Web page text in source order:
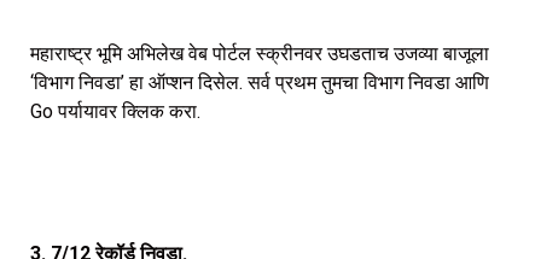
महाराष्ट्र भूमि अभिलेख वेब पोर्टल स्क्रीनवर उघडताच उजव्या बाजूला
‘विभाग निवडा’ हा ऑप्शन दिसेल. सर्व प्रथम तुमचा विभाग निवडा आणि
Go पर्यायावर क्लिक करा.
3. 7/12 रेकॉर्ड निवडा.